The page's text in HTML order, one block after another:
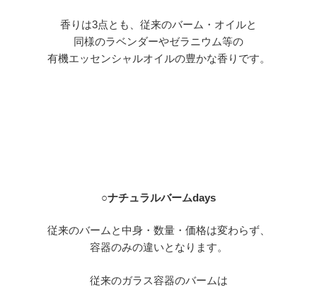
香りは3点とも、従来のバーム・オイルと
同様のラベンダーやゼラニウム等の
有機エッセンシャルオイルの豊かな香りです。
○ナチュラルバームdays
従来のバームと中身・数量・価格は変わらず、
容器のみの違いとなります。
従来のガラス容器のバームは